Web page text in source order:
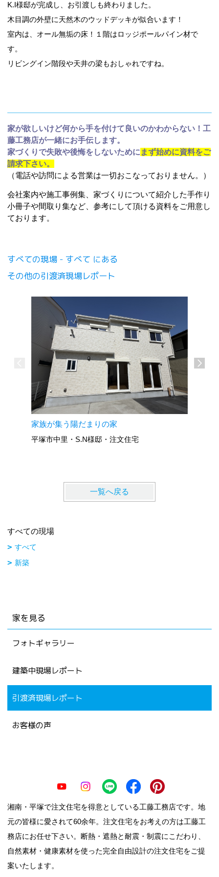
K.I様邸が完成し、お引渡しも終わりました。
木目調の外壁に天然木のウッドデッキが似合います！
室内は、オール無垢の床！１階はロッジポールパイン材で
す。
リビングイン階段や天井の梁もおしゃれですね。
家が欲しいけど何から手を付けて良いのかわからない！工
藤工務店が一緒にお手伝します。
家づくりで失敗や後悔をしないために まず始めに資料をご
請求下さい。
（電話や訪問による営業は一切おこなっておりません。）
会社案内や施工事例集、家づくりについて紹介した手作り
小冊子や間取り集など、参考にして頂ける資料をご用意し
ております。
すべての現場 - すべて にある
その他の引渡済現場レポート
家族が集う陽だまりの家
平塚市中里・S.N様邸・注文住宅
一覧へ戻る
すべての現場
すべて
新築
家を見る
フォトギャラリー
建築中現場レポート
引渡済現場レポート
お客様の声
湘南・平塚で注文住宅を得意としている工藤工務店です。地
元の皆様に愛されて60余年。注文住宅をお考えの方は工藤工
務店にお任せ下さい。断熱・遮熱と耐震・制震にこだわり、
自然素材・健康素材を使った完全自由設計の注文住宅をご提
案いたします。